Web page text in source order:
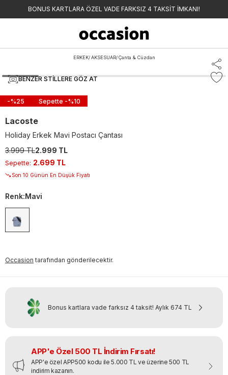
BONUS KARTLARA ÖZEL VADE FARKSIZ 4 TAKSİT İMKANI!
ERKEK/ AKSESUAR/ Çanta & Cüzdan
BENZER STILLERE GÖZ AT
-%25 Sepette -%10
Lacoste
Holiday Erkek Mavi Postacı Çantası
3.999 TL2.999 TL
Sepette: 2.699 TL
Son 10 Günün En Düşük Fiyatı
Renk:Mavi
Occasion tarafından gönderilecektir.
Bonus kartlara vade farksız 4 taksit! Aylık 674 TL
APP'e Özel 500 TL İndirim Fırsatı!
APP'e özel APP500 kodu ile 5.000 TL ve üzerine 500 TL
indirim kazanın.